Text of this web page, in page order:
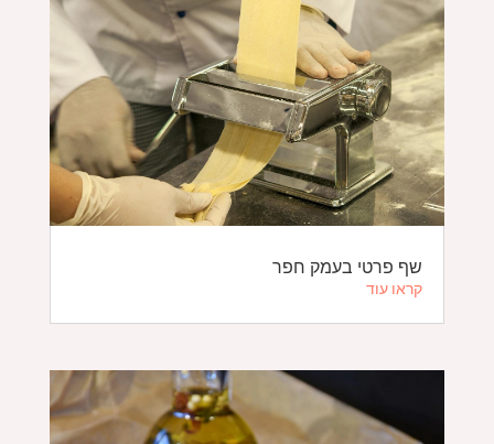
שף פרטי בעמק חפר
קראו עוד